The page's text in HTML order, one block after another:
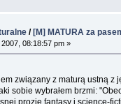
/[M] MATURA za
08:18:57 pm »
związany z maturą ustną z
sobie wybrałem brzmi:
prozie fantasy i science-